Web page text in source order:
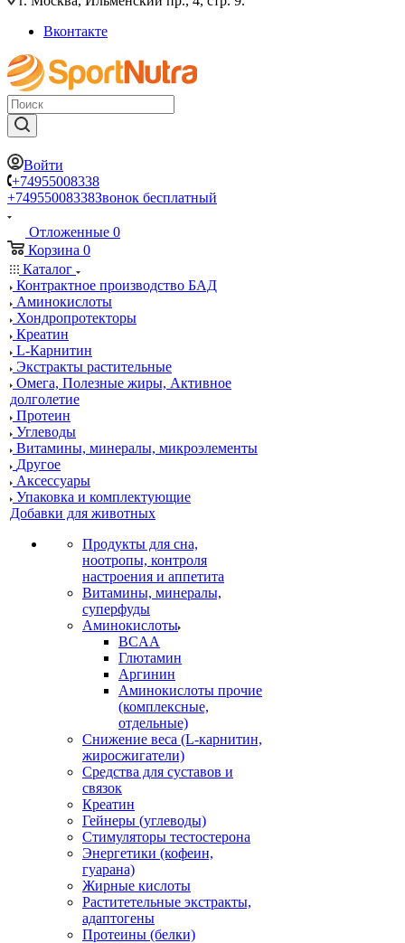
Вконтакте
Войти
+74955008338
+74955008338Звонок бесплатный
Отложенные 0
Корзина 0
Каталог
Контрактное производство БАД
Аминокислоты
Хондропротекторы
Креатин
L-Карнитин
Экстракты растительные
Омега, Полезные жиры, Активное
долголетие
Протеин
Углеводы
Витамины, минералы, микроэлементы
Другое
Аксессуары
Упаковка и комплектующие
Добавки для животных
Продукты для сна,
ноотропы, контроля
настроения и аппетита
Витамины, минералы,
суперфуды
Аминокислоты
BCAA
Глютамин
Аргинин
Аминокислоты прочие
(комплексные,
отдельные)
Снижение веса (L-карнитин,
жиросжигатели)
Средства для суставов и
связок
Креатин
Гейнеры (углеводы)
Стимуляторы тестостерона
Энергетики (кофеин,
гуарана)
Жирные кислоты
Раститетельные экстракты,
адаптогены
Протеины (белки)